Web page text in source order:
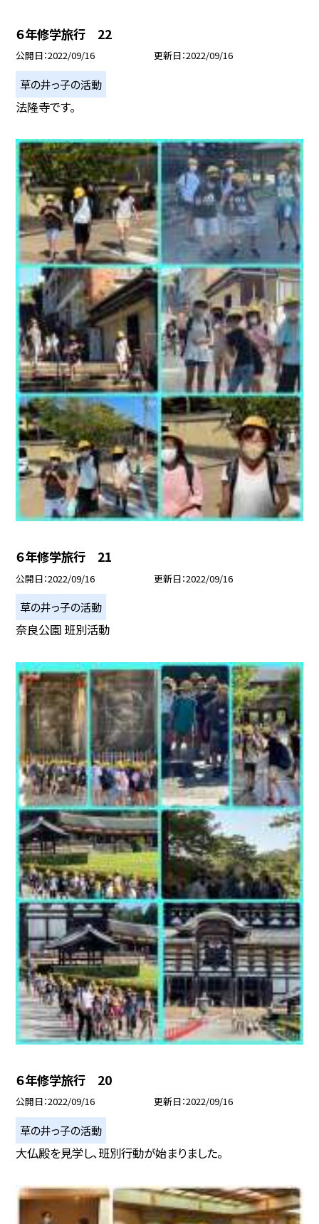
６年修学旅行 22
公開日 2022/09/16 更新日 2022/09/16
草の井っ子の活動
法隆寺です。
６年修学旅行 21
公開日 2022/09/16 更新日 2022/09/16
草の井っ子の活動
奈良公園 班別活動
６年修学旅行 20
公開日 2022/09/16 更新日 2022/09/16
草の井っ子の活動
大仏殿を見学し、班別行動が始まりました。